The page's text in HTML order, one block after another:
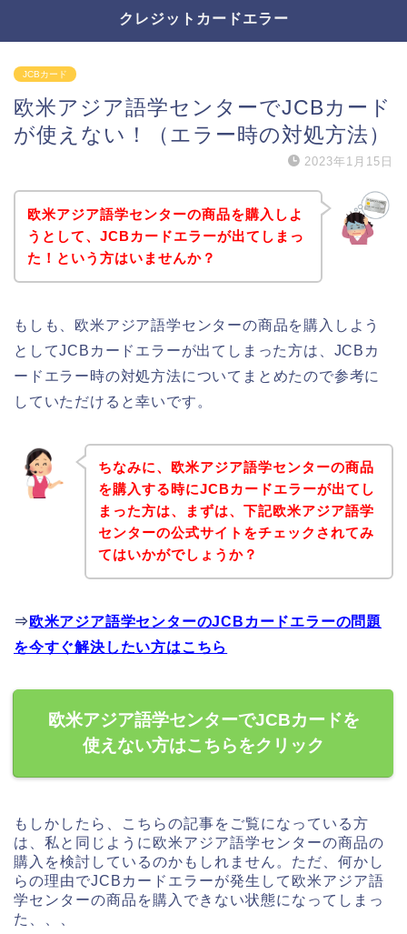
クレジットカードエラー
JCBカード
欧米アジア語学センターでJCBカード
が使えない！（エラー時の対処方法）
2023年1月15日
欧米アジア語学センターの商品を購入しよ
うとして、JCBカードエラーが出てしまっ
た！という方はいませんか？
もしも、欧米アジア語学センターの商品を購入しよう
としてJCBカードエラーが出てしまった方は、JCBカ
ードエラー時の対処方法についてまとめたので参考に
していただけると幸いです。
ちなみに、欧米アジア語学センターの商品
を購入する時にJCBカードエラーが出てし
まった方は、まずは、下記欧米アジア語学
センターの公式サイトをチェックされてみ
てはいかがでしょうか？
⇒ 欧米アジア語学センターのJCBカードエラーの問題
を今すぐ解決したい方はこちら
欧米アジア語学センターでJCBカードを
使えない方はこちらをクリック
もしかしたら、こちらの記事をご覧になっている方
は、私と同じように欧米アジア語学センターの商品の
購入を検討しているのかもしれません。ただ、何かし
らの理由でJCBカードエラーが発生して欧米アジア語
学センターの商品を購入できない状態になってしまっ
た、、、